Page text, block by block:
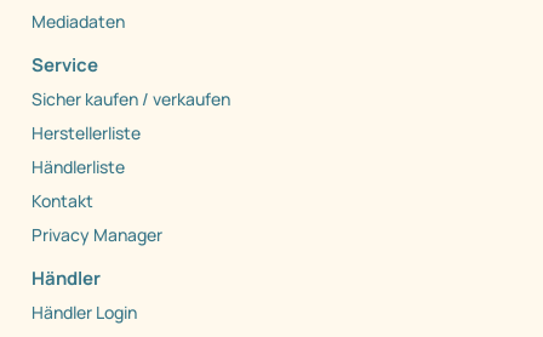
Mediadaten
Service
Sicher kaufen / verkaufen
Herstellerliste
Händlerliste
Kontakt
Privacy Manager
Händler
Händler Login